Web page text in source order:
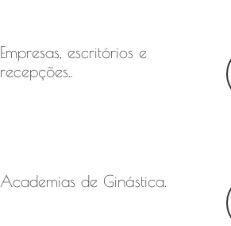
Empresas, escritórios e
recepções..
Academias de Ginástica.